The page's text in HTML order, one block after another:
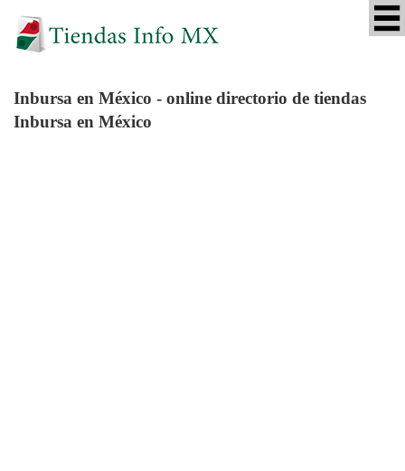
Inbursa en México - online directorio de tiendas
Inbursa en México